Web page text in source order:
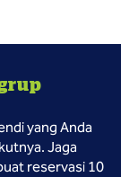
yang Anda
Jaga
reservasi 10